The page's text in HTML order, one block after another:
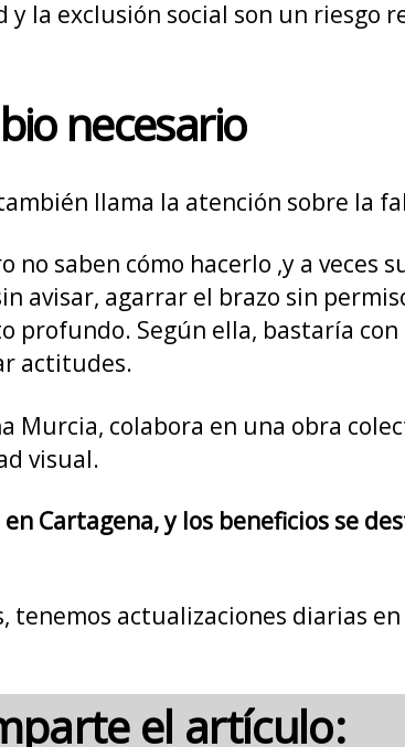
la exclusión social son un riesgo
necesario
llama la atención sobre la
saben cómo hacerlo ,y a veces
avisar, agarrar el brazo sin
Según ella, bastaría
actitudes.
Murcia, colabora en una obra
visual.
Cartagena, y los beneficios se
actualizaciones diarias
el artículo: